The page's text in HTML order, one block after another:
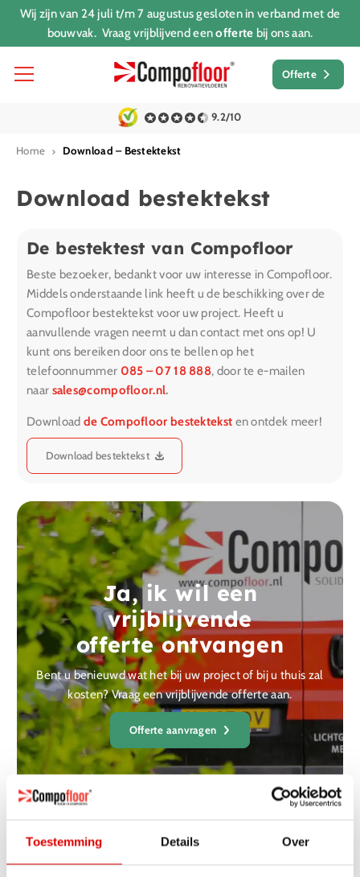
Toestemming Details Over
Wij zijn van 24 juli t/m 7 augustus gesloten in verband met de
bouwvak. Vraag vrijblijvend eenofferte bij ons aan.
Offerte
9.2/10
Home Download – Bestektekst
Download bestektekst
De bestektest van Compofloor
Beste bezoeker, bedankt voor uw interesse in Compofloor.
Middels onderstaande link heeft u de beschikking over de
Compofloor bestektekst voor uw project. Heeft u
aanvullende vragen neemt u dan contact met ons op! U
kunt ons bereiken door ons te bellen op het
telefoonnummer 085 – 07 18 888, door te e-mailen
naar sales@compofloor.nl.
Download de Compofloor bestektekst en ontdek meer!
Download bestektekst
Ja, ik wil een
vrijblijvende
offerte ontvangen
Bent u benieuwd wat het bij uw project of bij u thuis zal
kosten? Vraag een vrijblijvende offerte aan.
Offerte aanvragen
Lagereenergiekosten
Beterenergielabel